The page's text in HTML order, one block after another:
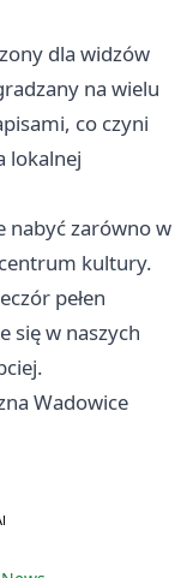
dla widzów
na wielu
co czyni
lokalnej
nabyć zarówno w
kultury.
pełen
się w naszych
Wadowice